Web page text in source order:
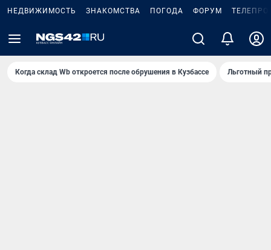
НЕДВИЖИМОСТЬ ЗНАКОМСТВА ПОГОДА ФОРУМ
Когда склад Wb откроется после обрушения в Кузбассе Льготный